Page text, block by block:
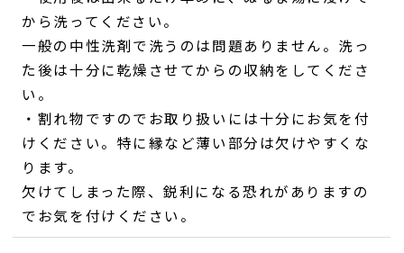
から洗ってください。
一般の中性洗剤で洗うのは問題ありません。洗っ
た後は十分に乾燥させてからの収納をしてくださ
い。
・割れ物ですのでお取り扱いには十分にお気を付
けください。特に縁など薄い部分は欠けやすくな
ります。
欠けてしまった際、鋭利になる恐れがありますの
でお気を付けください。